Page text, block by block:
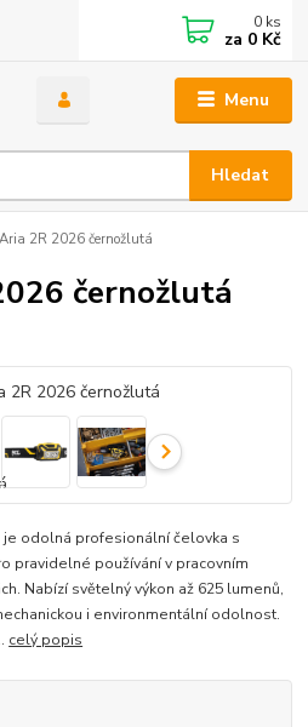
Menu
Hledat
0 ks
za 0 Kč
2R 2026 černožlutá
černožlutá
je odolná profesionální čelovka s
pravidelné používání v pracovním
Nabízí světelný výkon až 625 lumenů,
i environmentální odolnost.
celý popis